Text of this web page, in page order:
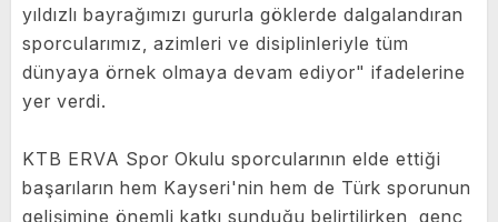
yıldızlı bayrağımızı gururla göklerde dalgalandıran
sporcularımız, azimleri ve disiplinleriyle tüm
dünyaya örnek olmaya devam ediyor" ifadelerine
yer verdi.
KTB ERVA Spor Okulu sporcularının elde ettiği
başarıların hem Kayseri'nin hem de Türk sporunun
gelişimine önemli katkı sunduğu belirtilirken, genç